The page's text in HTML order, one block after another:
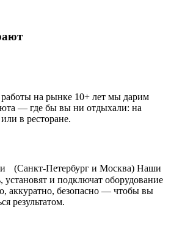
на рынке 10+ лет мы дарим
— где бы вы ни отдыхали: на
в ресторане.
(Санкт-Петербург и Москва) Наши
установят и подключат оборудование
аккуратно, безопасно — чтобы вы
результатом.